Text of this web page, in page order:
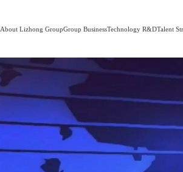
About Lizhong GroupGroup BusinessTechnology R&DTalent